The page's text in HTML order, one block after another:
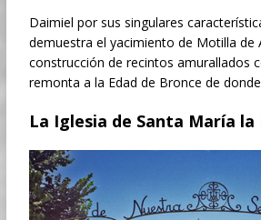
Daimiel por sus singulares
demuestra el yacimiento de Motilla de
construcción de recintos amurallados
remonta a la Edad de Bronce de
La Iglesia de Santa María